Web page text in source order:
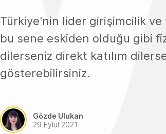
Türkiye'nin lider girişimcilik ve
bu sene eskiden olduğu gibi
dilerseniz direkt katılım
gösterebilirsiniz.
Gözde Ulukan
29 Eylül 2021